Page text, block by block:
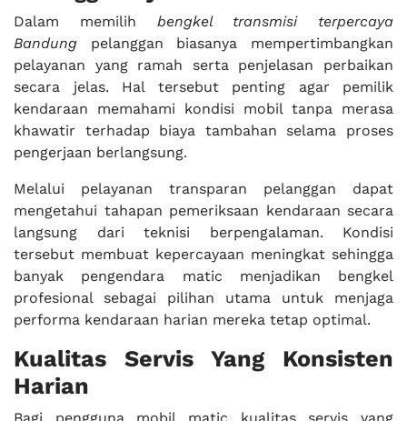
Dalam memilih bengkel transmisi terpercaya
Bandung pelanggan biasanya mempertimbangkan
pelayanan yang ramah serta penjelasan perbaikan
secara jelas. Hal tersebut penting agar pemilik
kendaraan memahami kondisi mobil tanpa merasa
khawatir terhadap biaya tambahan selama proses
pengerjaan berlangsung.
Melalui pelayanan transparan pelanggan dapat
mengetahui tahapan pemeriksaan kendaraan secara
langsung dari teknisi berpengalaman. Kondisi
tersebut membuat kepercayaan meningkat sehingga
banyak pengendara matic menjadikan bengkel
profesional sebagai pilihan utama untuk menjaga
performa kendaraan harian mereka tetap optimal.
Kualitas Servis Yang Konsisten
Harian